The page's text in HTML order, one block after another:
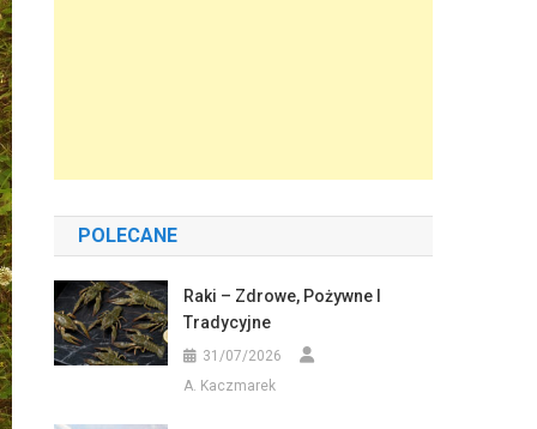
POLECANE
Raki – Zdrowe, Pożywne I
Tradycyjne
31/07/2026
A. Kaczmarek